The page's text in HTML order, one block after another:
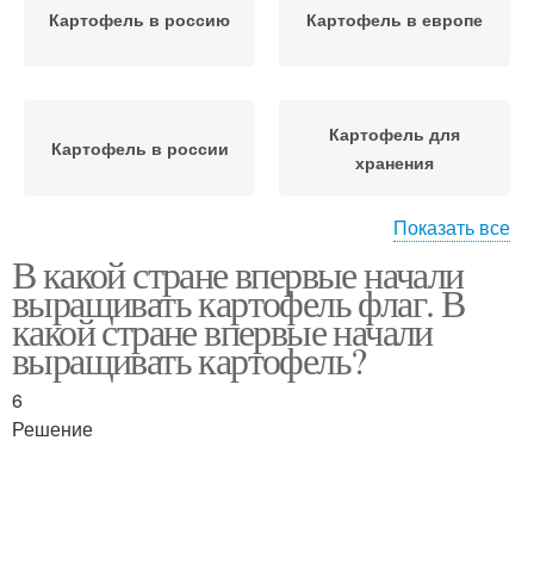
Картофель в россию Картофель в европе
Картофель в россии
Картофель для
хранения
Картофель с высоким
содержанием
Крахмал в картофеле
Показать все
В какой стране впервые начали
выращивать картофель флаг. В
какой стране впервые начали
выращивать картофель?
6
Решение